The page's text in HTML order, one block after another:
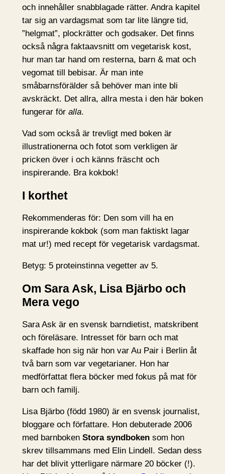
och innehåller snabblagade rätter. Andra kapitel
tar sig an vardagsmat som tar lite längre tid,
”helgmat”, plockrätter och godsaker. Det finns
också några faktaavsnitt om vegetarisk kost,
hur man tar hand om resterna, barn & mat och
vegomat till bebisar. Är man inte
småbarnsförälder så behöver man inte bli
avskräckt. Det allra, allra mesta i den här boken
fungerar för alla.
Vad som också är trevligt med boken är
illustrationerna och fotot som verkligen är
pricken över i och känns fräscht och
inspirerande. Bra kokbok!
I korthet
Rekommenderas för: Den som vill ha en
inspirerande kokbok (som man faktiskt lagar
mat ur!) med recept för vegetarisk vardagsmat.
Betyg: 5 proteinstinna vegetter av 5.
Om Sara Ask, Lisa Bjärbo och
Mera vego
Sara Ask är en svensk barndietist, matskribent
och föreläsare. Intresset för barn och mat
skaffade hon sig när hon var Au Pair i Berlin åt
två barn som var vegetarianer. Hon har
medförfattat flera böcker med fokus på mat för
barn och familj.
Lisa Bjärbo (född 1980) är en svensk journalist,
bloggare och författare. Hon debuterade 2006
med barnboken Stora syndbokensom hon
skrev tillsammans med Elin Lindell. Sedan dess
har det blivit ytterligare närmare 20 böcker (!).